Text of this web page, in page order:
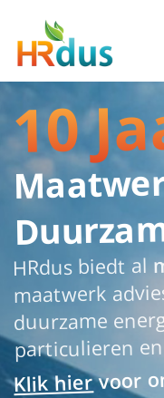
10
HRdus biedt al
maatwerk
duurzame
particulieren
Klik hiervoor